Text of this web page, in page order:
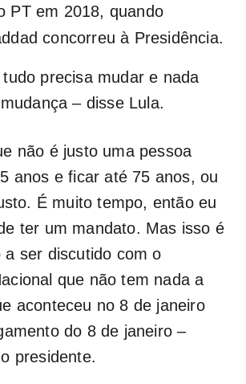
PT em 2018, quando
concorreu à Presidência.
precisa mudar e nada
– disse Lula.
não é justo uma pessoa
anos e ficar até 75 anos, ou
É muito tempo, então eu
ter um mandato. Mas isso é
a ser discutido com o
que não tem nada a
aconteceu no 8 de janeiro
do 8 de janeiro –
presidente.